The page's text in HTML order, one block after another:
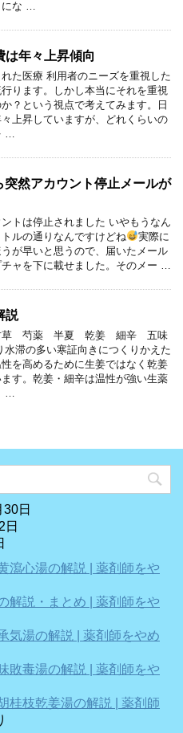
にな …
は年々上昇傾向
た医療 利用者のニーズを重視した
ります。しかし本当にそれを重視
？という視点で考えてみます。日
上昇していますが、どれくらいの
…
然アカウント停止メールが
トは停止されました いやもうなん
ルの通りなんですけどね
実際に
が早いと思うので、届いたメール
ャを下に載せました。そのメー …
説
芍薬 半夏 乾姜 細辛 五味
水滞の多い寒証向きにつくりかえた
を高めるために生姜ではなく乾姜
す。乾姜・細辛は温性が強い生薬
…
日
日
瀉心湯の解説 | 薬剤師をや
解説・まとめ | 薬剤師をや
気湯の解説 | 薬剤師をやめ
敗毒湯の解説 | 薬剤師をや
桂枝乾姜湯の解説 | 薬剤師